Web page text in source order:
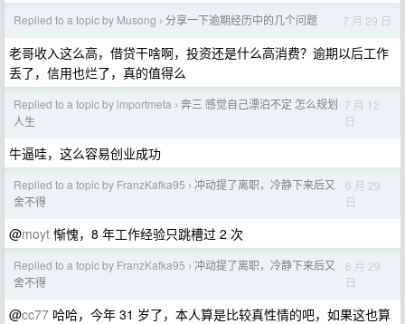
Replied to a topic by Musong › 分享一下逾期经历中的几个问题 7 月 29 日
老哥收入这么高，借贷干啥啊，投资还是什么高消费？逾期以后工作
丢了，信用也烂了，真的值得么
Replied to a topic by importmeta › 奔三 感觉自己漂泊不定 怎么规划
人生
7 月 12
日
牛逼哇，这么容易创业成功
Replied to a topic by FranzKafka95 › 冲动提了离职，冷静下来后又
舍不得
6 月 29
日
@moyt 惭愧，8 年工作经验只跳槽过 2 次
Replied to a topic by FranzKafka95 › 冲动提了离职，冷静下来后又
舍不得
6 月 29
日
@cc77 哈哈，今年 31 岁了，本人算是比较真性情的吧，如果这也算